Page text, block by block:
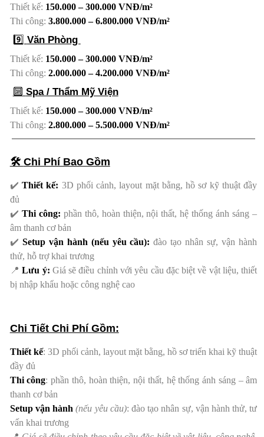
Thiết kế: 150.000 – 300.000 VNĐ/m²
Thi công: 3.800.000 – 6.800.000 VNĐ/m²
9️⃣ Văn Phòng
Thiết kế: 150.000 – 300.000 VNĐ/m²
Thi công: 2.000.000 – 4.200.000 VNĐ/m²
🔟 Spa / Thẩm Mỹ Viện
Thiết kế: 150.000 – 300.000 VNĐ/m²
Thi công: 2.800.000 – 5.500.000 VNĐ/m²
🛠️ Chi Phí Bao Gồm
✔️ Thiết kế: 3D phối cảnh, layout mặt bằng, hồ sơ kỹ thuật đầy
đủ
✔️ Thi công: phần thô, hoàn thiện, nội thất, hệ thống ánh sáng –
âm thanh cơ bản
✔️ Setup vận hành (nếu yêu cầu): đào tạo nhân sự, vận hành
thử, hỗ trợ khai trương
📍Lưu ý: Giá sẽ điều chỉnh với yêu cầu đặc biệt về vật liệu, thiết
bị nhập khẩu hoặc công nghệ cao
Chi Tiết Chi Phí Gồm:
Thiết kế: 3D phối cảnh, layout mặt bằng, hồ sơ triển khai kỹ thuật
đầy đủ
Thi công: phần thô, hoàn thiện, nội thất, hệ thống ánh sáng – âm
thanh cơ bản
Setup vận hành (nếu yêu cầu): đào tạo nhân sự, vận hành thử, tư
vấn khai trương